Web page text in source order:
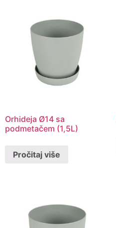
Orhideja Ø14 sa
podmetačem (1,5L)
Pročitaj više